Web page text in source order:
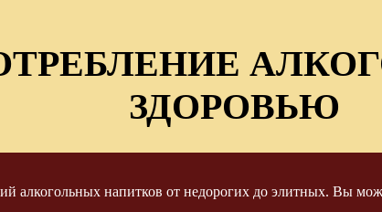
ЗДОРОВЬЮ
алкогольных напитков от недорогих до элитных. Вы